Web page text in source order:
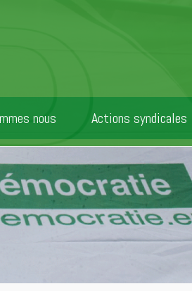
nous Actions syndicales